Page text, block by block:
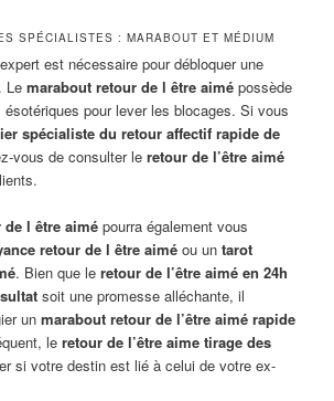
SPÉCIALISTES : MARABOUT ET MÉDIUM
est nécessaire pour débloquer une
Lemarabout retour de l être aimé possède
pour lever les blocages. Si vous
spécialiste du retour affectif rapide de
vous de consulter leretour de l’être aimé
l être aimé pourra également vous
retour de l être aimé ou untarot
. Bien que leretour de l’être aimé en 24h
soit une promesse alléchante, il
unmarabout retour de l’être aimé rapide
leretour de l’être aime tirage des
si votre destin est lié à celui de votre ex-